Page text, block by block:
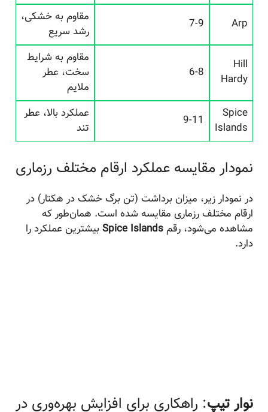
Arp
7-9
مقاوم به خشکی،
رشد سریع
Hill
Hardy
6-8
مقاوم به شرایط
سخت، عطر
ملایم
Spice
Islands
9-11
عملکرد بالا، عطر
تند
نمودار مقایسه عملکرد ارقام مختلف رزماری
در نمودار زیر، میزان برداشت (تن برگ خشک در هکتار) در
ارقام مختلف رزماری مقایسه شده است. همان‌طور که
مشاهده می‌شود، رقمSpice Islands بیشترین عملکرد را
دارد.
نوار تیپ: راهکاری برای افزایش بهره‌وری در